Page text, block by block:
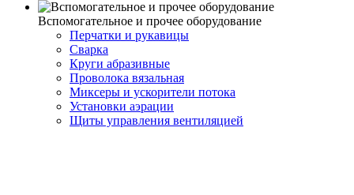
Вспомогательное и прочее оборудование
Перчатки и рукавицы
Сварка
Круги абразивные
Проволока вязальная
Миксеры и ускорители потока
Установки аэрации
Щиты управления вентиляцией